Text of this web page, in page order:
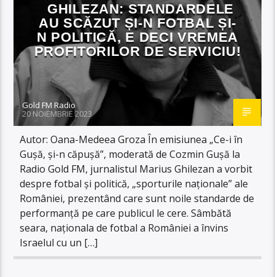
GHILEZAN: STANDARDELE
AU SCĂZUT ȘI-N FOTBAL ȘI-
N POLITICĂ, E DECI VREMEA
PROFITORILOR DE SERVICIU!
Gold FM Radio
20 NOIEMBRIE 2023
Autor: Oana-Medeea Groza În emisiunea „Ce-i în
Gușă, și-n căpușă”, moderată de Cozmin Gușă la
Radio Gold FM, jurnalistul Marius Ghilezan a vorbit
despre fotbal și politică, „sporturile naționale” ale
României, prezentând care sunt noile standarde de
performanță pe care publicul le cere. Sâmbătă
seara, naționala de fotbal a României a învins
Israelul cu un […]